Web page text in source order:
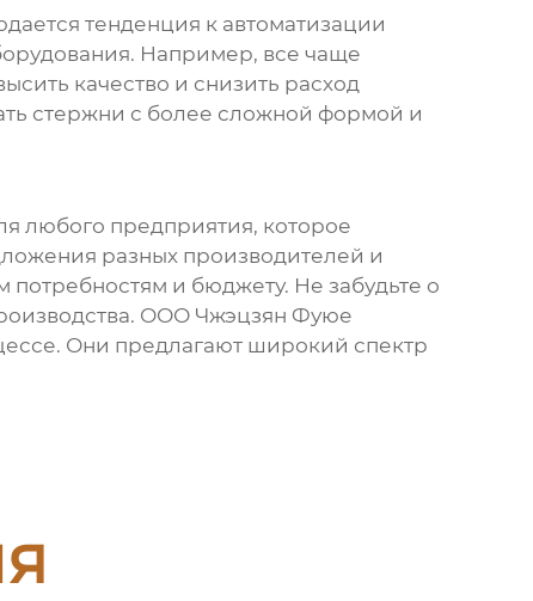
тенденция к автоматизации
Например, все чаще
качество и снизить расход
стержни с более сложной формой и
любого предприятия, которое
разных производителей и
и бюджету. Не забудьте о
ООО Чжэцзян Фуюе
Они предлагают широкий спектр